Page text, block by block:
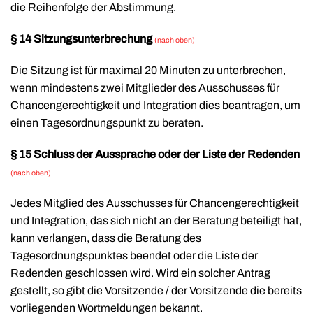
die Reihenfolge der Abstimmung.
§ 14 Sitzungsunterbrechung(nach oben)
Die Sitzung ist für maximal 20 Minuten zu unterbrechen,
wenn mindestens zwei Mitglieder des Ausschusses für
Chancengerechtigkeit und Integration dies beantragen, um
einen Tagesordnungspunkt zu beraten.
§ 15 Schluss der Aussprache oder der Liste der Redenden
(nach oben)
Jedes Mitglied des Ausschusses für Chancengerechtigkeit
und Integration, das sich nicht an der Beratung beteiligt hat,
kann verlangen, dass die Beratung des
Tagesordnungspunktes beendet oder die Liste der
Redenden geschlossen wird. Wird ein solcher Antrag
gestellt, so gibt die Vorsitzende / der Vorsitzende die bereits
vorliegenden Wortmeldungen bekannt.